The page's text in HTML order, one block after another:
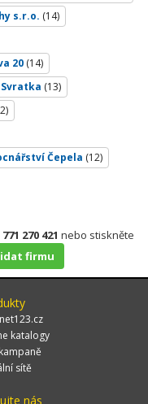
s.r.o. (14)
20 (14)
(13)
Čepela (12)
270 421 nebo stiskněte
firmu
katalogy
sítě
nás